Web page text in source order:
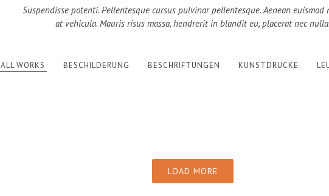
Suspendisse potenti. Pellentesque cursus pulvinar pellentesque. Aenean euismod
at vehicula. Mauris risus massa, hendrerit in blandit eu, placerat nec nulla.
ALL WORKS BESCHILDERUNG BESCHRIFTUNGEN KUNSTDRUCKE
LOAD MORE